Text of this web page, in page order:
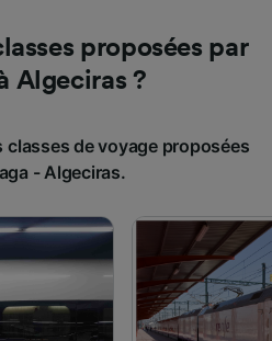
proposées par
Algeciras ?
de voyage proposées
- Algeciras.